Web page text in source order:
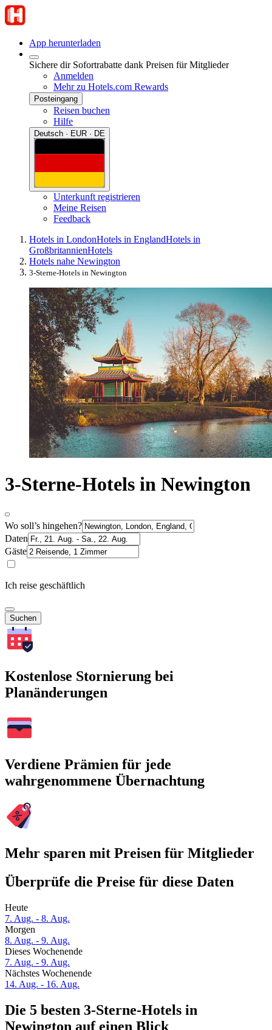
App herunterladen
Sichere dir Sofortrabatte dank Preisen für Mitglieder
Anmelden
Mehr zu Hotels.com Rewards
Posteingang
Reisen buchen
Hilfe
Deutsch · EUR · DE
Unterkunft registrieren
Meine Reisen
Feedback
Hotels in LondonHotels in EnglandHotels in
GroßbritannienHotels
Hotels nahe Newington
3-Sterne-Hotels in Newington
3-Sterne-Hotels in Newington
Wo soll’s hingehen?
Daten
Gäste
Ich reise geschäftlich
Suchen
Kostenlose Stornierung bei
Planänderungen
Verdiene Prämien für jede
wahrgenommene Übernachtung
Mehr sparen mit Preisen für Mitglieder
Überprüfe die Preise für diese Daten
Heute
7. Aug. - 8. Aug.
Morgen
8. Aug. - 9. Aug.
Dieses Wochenende
7. Aug. - 9. Aug.
Nächstes Wochenende
14. Aug. - 16. Aug.
Die 5 besten 3-Sterne-Hotels in
Newington auf einen Blick